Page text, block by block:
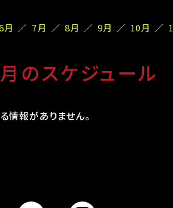
月 7月 8月 9月 10月
のスケジュール
情報がありません。